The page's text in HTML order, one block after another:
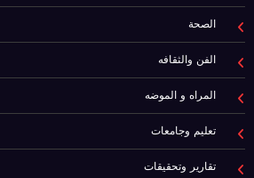
الصحة
الفن والثقافه
المراه و الموضه
تعليم وجامعات
تقارير وتحقيقات